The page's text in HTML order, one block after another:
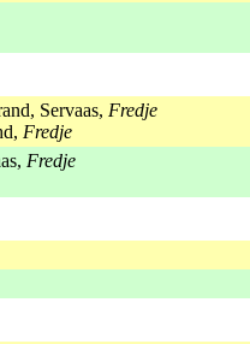
Servaas, Fredje
Fredje
Fredje